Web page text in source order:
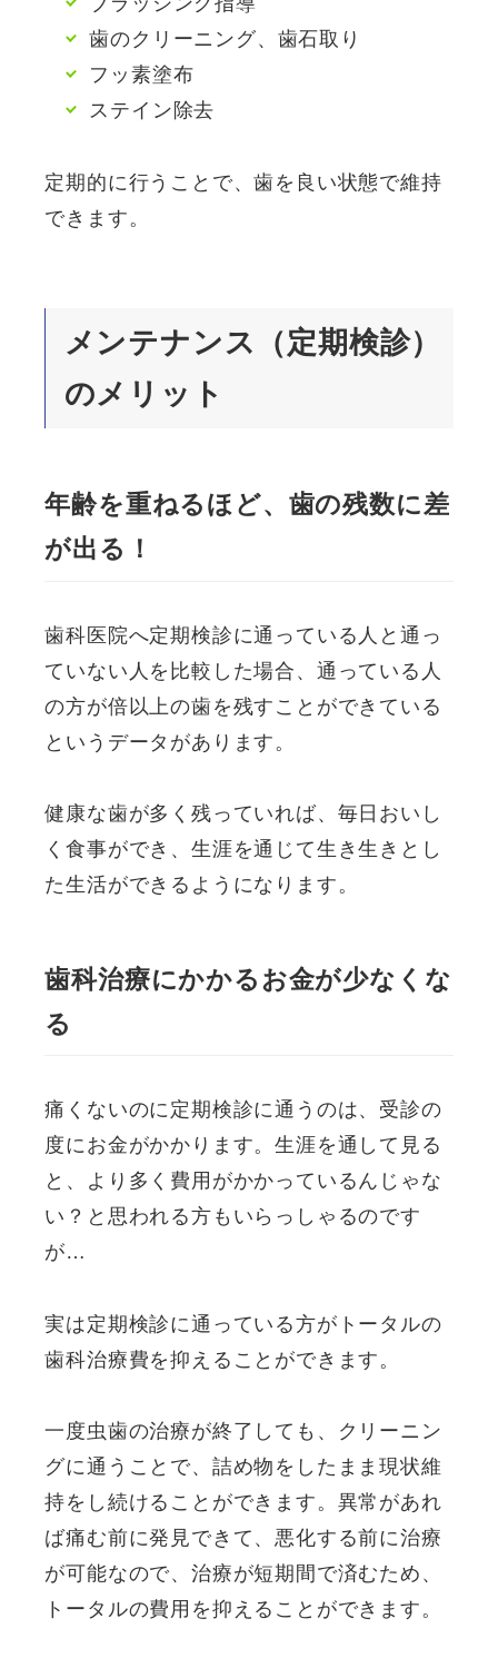
歯のクリーニング、歯石取り
フッ素塗布
ステイン除去
定期的に行うことで、歯を良い状態で維持
できます。
メンテナンス（定期検診）
のメリット
年齢を重ねるほど、歯の残数に差
が出る！
歯科医院へ定期検診に通っている人と通っ
ていない人を比較した場合、通っている人
の方が倍以上の歯を残すことができている
というデータがあります。
健康な歯が多く残っていれば、毎日おいし
く食事ができ、生涯を通じて生き生きとし
た生活ができるようになります。
歯科治療にかかるお金が少なくな
る
痛くないのに定期検診に通うのは、受診の
度にお金がかかります。生涯を通して見る
と、より多く費用がかかっているんじゃな
い？と思われる方もいらっしゃるのです
が…
実は定期検診に通っている方がトータルの
歯科治療費を抑えることができます。
一度虫歯の治療が終了しても、クリーニン
グに通うことで、詰め物をしたまま現状維
持をし続けることができます。異常があれ
ば痛む前に発見できて、悪化する前に治療
が可能なので、治療が短期間で済むため、
トータルの費用を抑えることができます。